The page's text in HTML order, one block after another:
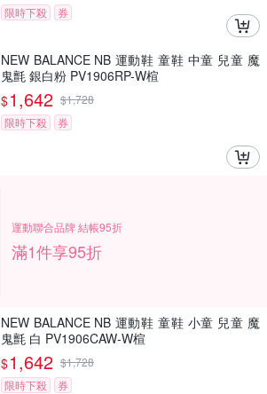
限時下殺 券
NEW BALANCE NB 運動鞋 童鞋 中童 兒童 魔
鬼氈 銀白粉 PV1906RP-W楦
$1,642 $1,728
限時下殺
券
運動聯合品牌 結帳95折
滿1件享95折
NEW BALANCE NB 運動鞋 童鞋 小童 兒童 魔
鬼氈 白 PV1906CAW-W楦
$1,642 $1,728
限時下殺
券